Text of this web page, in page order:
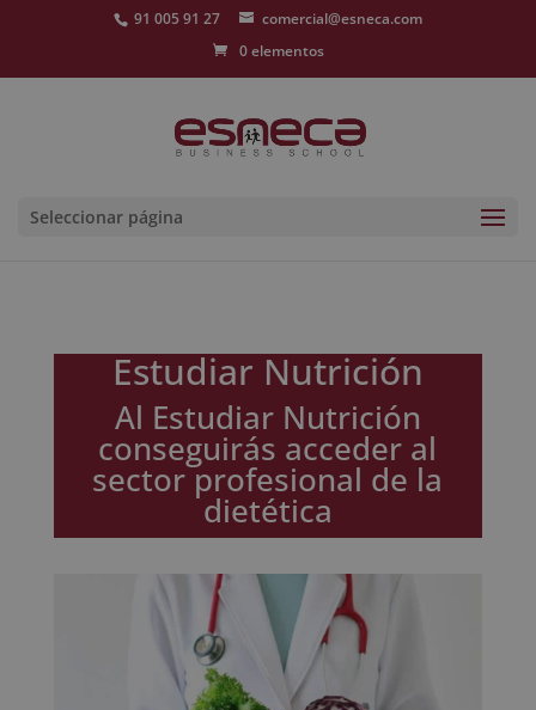
91 005 91 27
comercial@esneca.com
0 elementos
Seleccionar página
Estudiar Nutrición
Al Estudiar Nutrición
conseguirás acceder al
sector profesional de la
dietética